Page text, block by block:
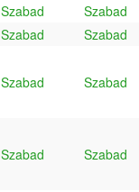
Szabad
Szabad
Szabad
Szabad
Szabad Szabad
Szabad Szabad